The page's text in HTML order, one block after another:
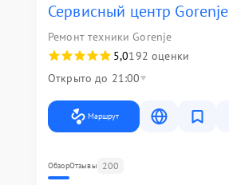
Сервисный центр Gorenje
Ремонт техники Gorenje
5,0192 оценки
Открыто до 21:00
Маршрут
ОбзорОтзывы 200